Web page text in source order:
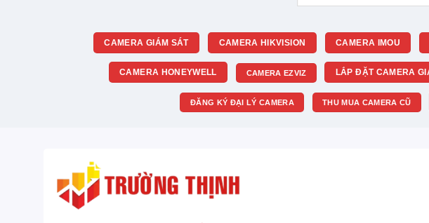
CAMERA GIÁM SÁT CAMERA HIKVISION CAMERA IMOU
CAMERA HONEYWELL CAMERA EZVIZ LẮP ĐẶT CAMERA
ĐĂNG KÝ ĐẠI LÝ CAMERA THU MUA CAMERA CŨ